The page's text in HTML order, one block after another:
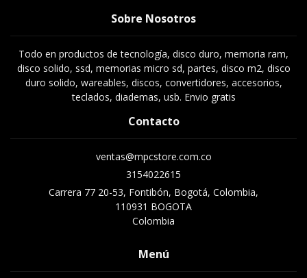
Sobre Nosotros
Todo en productos de tecnología, disco duro, memoria ram,
disco solido, ssd, memorias micro sd, partes, disco m2, disco
duro solido, wareables, discos, convertidores, accesorios,
teclados, diademas, usb. Envio gratis
Contacto
ventas@mpcstore.com.co
3154022615
Carrera 77 20-53, Fontibón, Bogotá, Colombia,
110931 BOGOTA
Colombia
Menú